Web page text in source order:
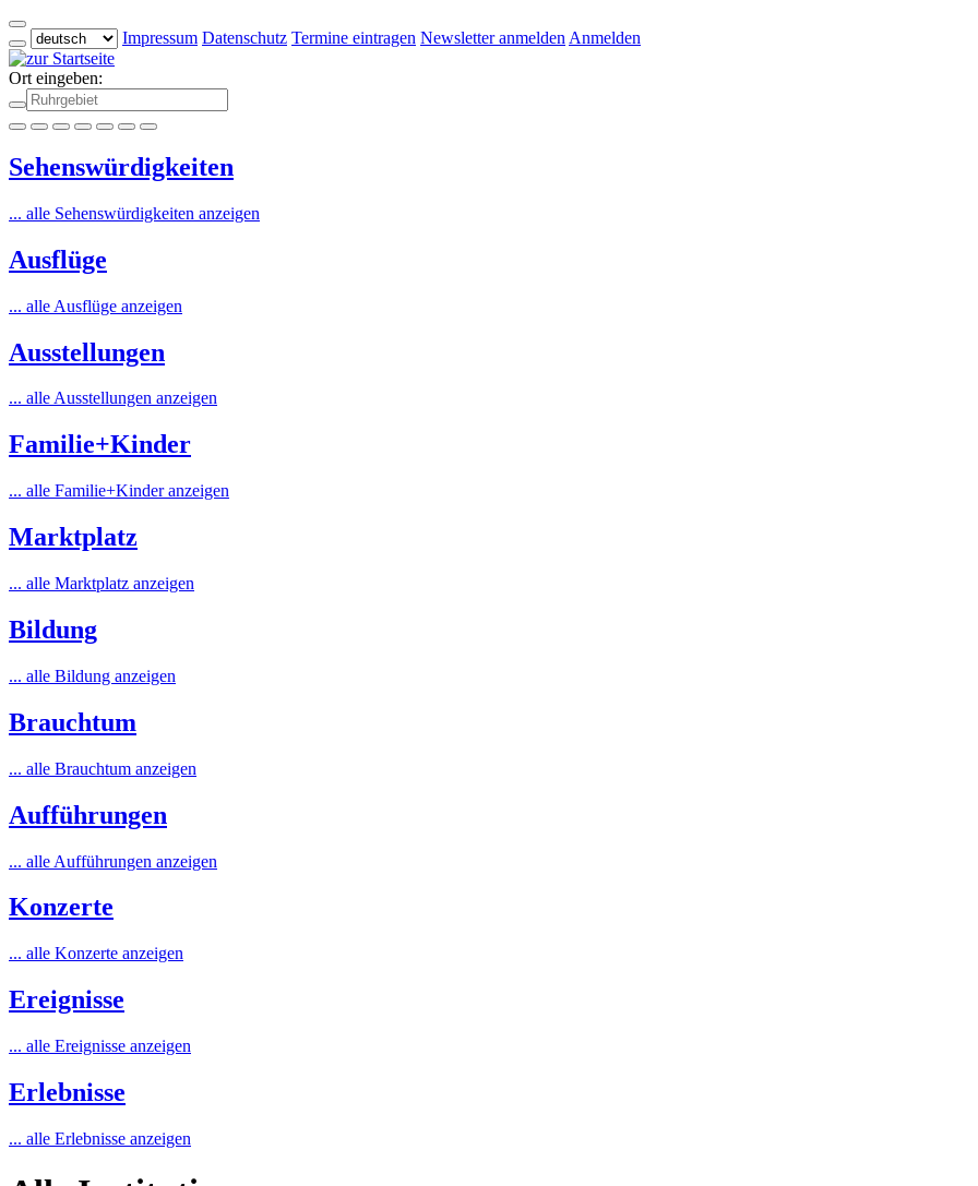
Impressum Datenschutz Termine eintragen Newsletter anmelden Anmelden
Ort eingeben:
Sehenswürdigkeiten
... alle Sehenswürdigkeiten anzeigen
Ausflüge
... alle Ausflüge anzeigen
Ausstellungen
... alle Ausstellungen anzeigen
Familie+Kinder
... alle Familie+Kinder anzeigen
Marktplatz
... alle Marktplatz anzeigen
Bildung
... alle Bildung anzeigen
Brauchtum
... alle Brauchtum anzeigen
Aufführungen
... alle Aufführungen anzeigen
Konzerte
... alle Konzerte anzeigen
Ereignisse
... alle Ereignisse anzeigen
Erlebnisse
... alle Erlebnisse anzeigen